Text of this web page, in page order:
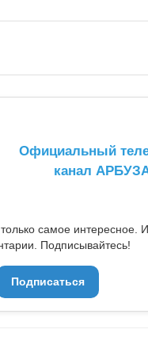
Официальный
канал
самое интересное.
Подписывайтесь!
Подписаться